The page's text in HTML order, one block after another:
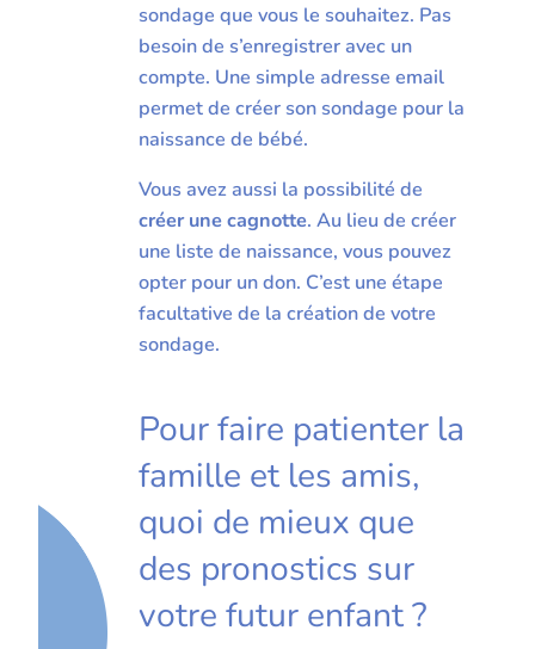
sondage que vous le souhaitez. Pas
besoin de s’enregistrer avec un
compte. Une simple adresse email
permet de créer son sondage pour la
naissance de bébé.
Vous avez aussi la possibilité de
créer une cagnotte. Au lieu de créer
une liste de naissance, vous pouvez
opter pour un don. C’est une étape
facultative de la création de votre
sondage.
Pour faire patienter la
famille et les amis,
quoi de mieux que
des pronostics sur
votre futur enfant ?